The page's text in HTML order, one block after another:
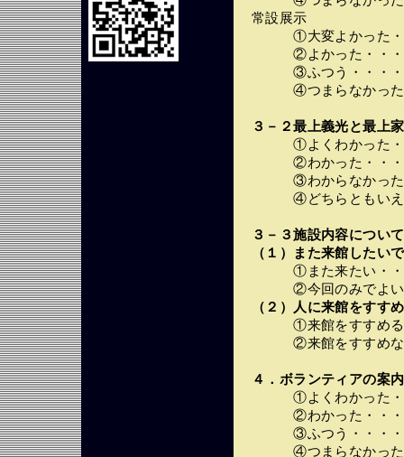
常設展示
①大変よかった・・
②よかった・・・・
③ふつう・・・・・
④つまらなかった・
３－２最上義光と最上
①よくわかった・・
②わかった・・・・
③わからなかった・
④どちらともいえな
３－３施設内容について
（１）また来館したい
①また来たい・・・
②今回のみでよい・
（２）人に来館をすす
①来館をすすめる・
②来館をすすめない
４．ボランティアの案
①よくわかった・・
②わかった・・・・
③ふつう・・・・・
④つまらなかった・